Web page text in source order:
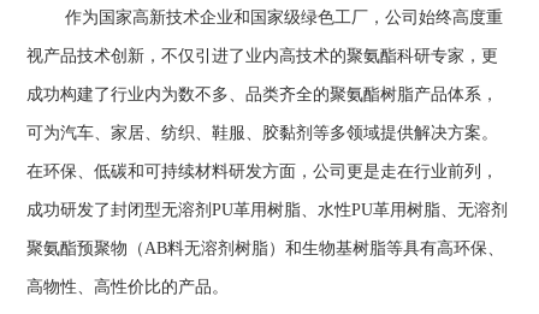
作为国家高新技术企业和国家级绿色工厂，公司始终高度重
视产品技术创新，不仅引进了业内高技术的聚氨酯科研专家，更
成功构建了行业内为数不多、品类齐全的聚氨酯树脂产品体系，
可为汽车、家居、纺织、鞋服、胶黏剂等多领域提供解决方案。
在环保、低碳和可持续材料研发方面，公司更是走在行业前列，
成功研发了封闭型无溶剂PU革用树脂、水性PU革用树脂、无溶剂
聚氨酯预聚物（AB料无溶剂树脂）和生物基树脂等具有高环保、
高物性、高性价比的产品。